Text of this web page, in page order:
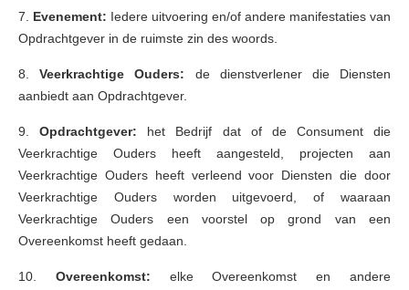
7. Evenement: Iedere uitvoering en/of andere manifestaties van
Opdrachtgever in de ruimste zin des woords.
8.Veerkrachtige Ouders: de dienstverlener die Diensten
aanbiedt aan Opdrachtgever.
9.Opdrachtgever: het Bedrijf dat of de Consument die
Veerkrachtige Ouders heeft aangesteld, projecten aan
Veerkrachtige Ouders heeft verleend voor Diensten die door
Veerkrachtige Ouders worden uitgevoerd, of waaraan
Veerkrachtige Ouders een voorstel op grond van een
Overeenkomst heeft gedaan.
10. Overeenkomst: elke Overeenkomst en andere